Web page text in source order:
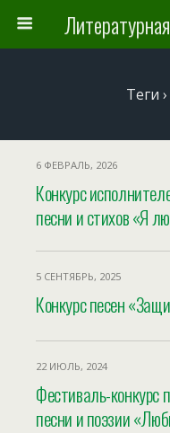
Теги
6 ФЕВРАЛЬ, 2026
Конкурс
песни и стихов «Я
5 СЕНТЯБРЬ, 2025
Конкурс песен
22 ИЮЛЬ, 2024
Фестиваль-конкурс
песни и поэзии